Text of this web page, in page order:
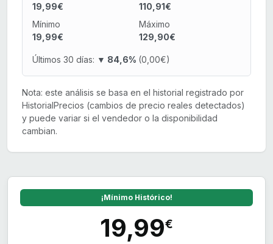
19,99€
110,91€
Mínimo
19,99€
Máximo
129,90€
Últimos 30 días: ▼ 84,6% (0,00€)
Nota: este análisis se basa en el historial registrado por
HistorialPrecios (cambios de precio reales detectados)
y puede variar si el vendedor o la disponibilidad
cambian.
¡Mínimo Histórico!
19,99€